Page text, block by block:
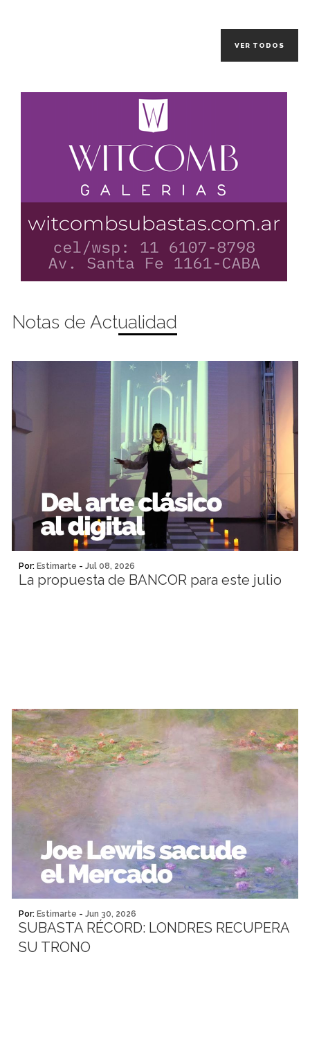
VER TODOS
Notas de Actualidad
Por: Estimarte - Jul 08, 2026
La propuesta de BANCOR para este julio
Por: Estimarte - Jun 30, 2026
SUBASTA RÉCORD: LONDRES RECUPERA
SU TRONO